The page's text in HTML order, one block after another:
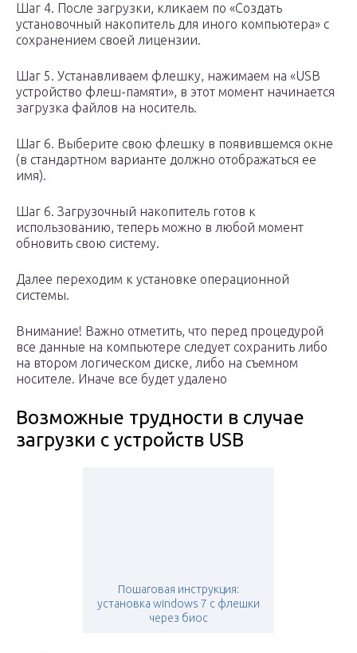
Шаг 4. После загрузки, кликаем по «Создать
установочный накопитель для иного компьютера» с
сохранением своей лицензии.
Шаг 5. Устанавливаем флешку, нажимаем на «USB
устройство флеш-памяти», в этот момент начинается
загрузка файлов на носитель.
Шаг 6. Выберите свою флешку в появившемся окне
(в стандартном варианте должно отображаться ее
имя).
Шаг 6. Загрузочный накопитель готов к
использованию, теперь можно в любой момент
обновить свою систему.
Далее переходим к установке операционной
системы.
Внимание! Важно отметить, что перед процедурой
все данные на компьютере следует сохранить либо
на втором логическом диске, либо на съемном
носителе. Иначе все будет удалено
Возможные трудности в случае
загрузки с устройств USB
Пошаговая инструкция:
установка windows 7 с флешки
через биос